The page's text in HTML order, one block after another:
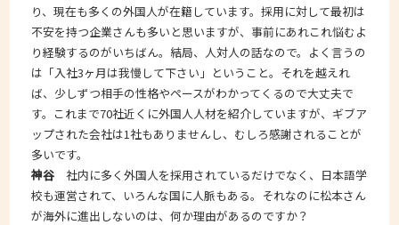
り、現在も多くの外国人が在籍しています。採用に対して最初は
不安を持つ企業さんも多いと思いますが、事前にあれこれ悩むよ
り経験するのがいちばん。結局、人対人の話なので。よく言うの
は「入社3ヶ月は我慢して下さい」ということ。それを越えれ
ば、少しずつ相手の性格やペースがわかってくるので大丈夫で
す。これまで70社近くに外国人人材を紹介していますが、ギブア
ップされた会社は1社もありませんし、むしろ感謝されることが
多いです。
神谷 社内に多く外国人を採用されているだけでなく、日本語学
校も運営されて、いろんな国に人脈もある。それなのに松本さん
が海外に進出しないのは、何か理由があるのですか？